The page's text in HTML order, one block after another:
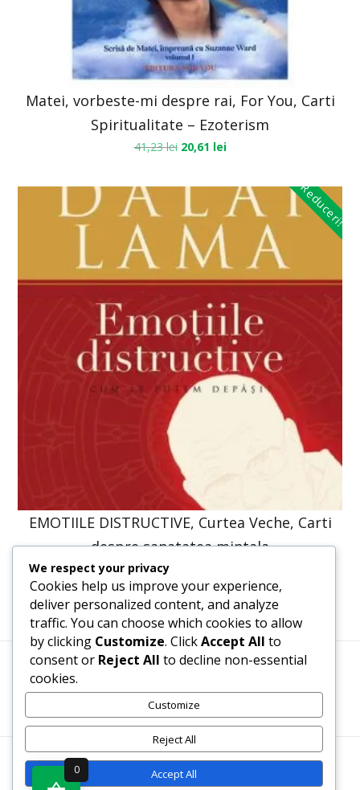
Matei, vorbeste-mi despre rai, For You, Carti
Spiritualitate – Ezoterism
41,23lei 20,61 lei
Reduceri!
EMOTIILE DISTRUCTIVE, Curtea Veche, Carti
despre sanatatea mintala
61,31lei
Termeni, Condiții & Protecția Datelor (GDPR)
WWW.RECENZII-CARTI.RO ©2026 TOATE DREPTURILE
REZERVATE
We respect your privacy
Cookies help us improve your experience,
deliver personalized content, and analyze
traffic. You can choose which cookies to allow
by clicking Customize. ClickAccept All to
consent or Reject All to decline non-essential
cookies.
Customize
Reject All
Accept All
0